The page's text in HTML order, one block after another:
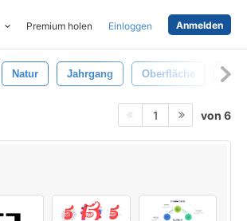
Premium holen Einloggen Anmelden
Natur Jahrgang Oberfläche Glatt
1 von 6